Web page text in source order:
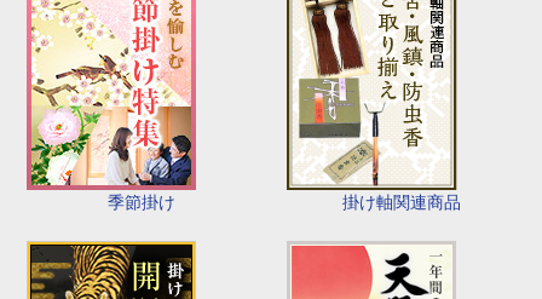
季節掛け 掛け軸関連商品